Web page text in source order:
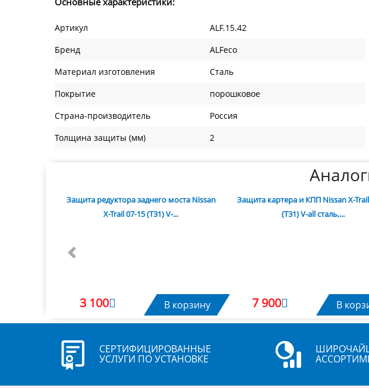
Артикул
ALF.15.42
Бренд
ALFeco
Материал изготовления
Сталь
Покрытие
порошковое
Страна-производитель
Россия
Толщина защиты (мм)
2
Защита редуктора заднего моста Nissan
X-Trail 07-15 (T31) V-...
3 100 В корзину
Защита картера и КПП Nissan X-
(T31) V-all сталь,...
7 900 В
Previous
СЕРТИФИЦИРОВАННЫЕ
УСЛУГИ ПО УСТАНОВКЕ